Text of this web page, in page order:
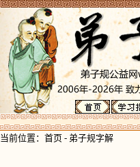
当前位置： 首页 - 弟子规字解